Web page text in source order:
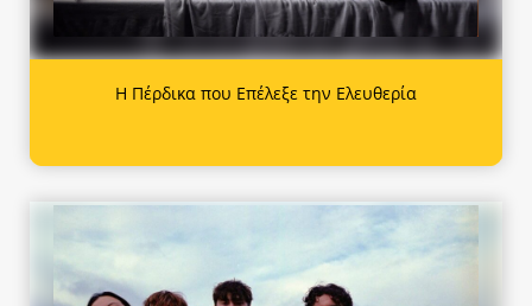
Η Πέρδικα που Επέλεξε την Ελευθερία